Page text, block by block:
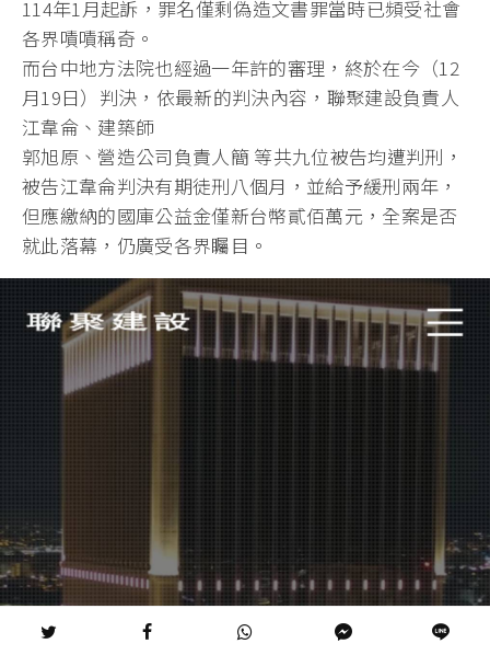
114年1月起訴，罪名僅剩偽造文書罪當時已頻受社會
各界嘖嘖稱奇。
而台中地方法院也經過一年許的審理，終於在今（12
月19日）判決，依最新的判決內容，聯聚建設負責人
江韋侖、建築師
郭旭原、營造公司負責人簡 等共九位被告均遭判刑，
被告江韋侖判決有期徒刑八個月，並給予緩刑兩年，
但應繳納的國庫公益金僅新台幣貳佰萬元，全案是否
就此落幕，仍廣受各界矚目。